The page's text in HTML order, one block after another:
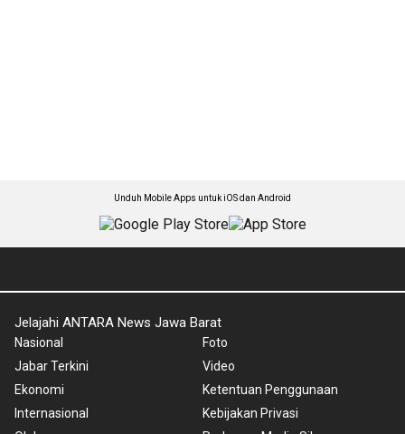
Unduh Mobile Apps untuk iOS dan Android
Jelajahi ANTARA News Jawa Barat
Nasional
Jabar Terkini
Ekonomi
Internasional
Foto
Video
Ketentuan Penggunaan
Kebijakan Privasi